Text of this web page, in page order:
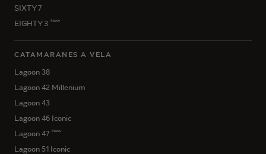
SIXTY 7
EIGHTY 3 New
CATAMARANES A VELA
Lagoon 38
Lagoon 42 Millenium
Lagoon 43
Lagoon 46 Iconic
Lagoon 47 New
Lagoon 51 Iconic